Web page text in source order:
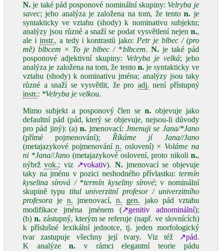
N. je také pád posponové nominální skupiny: Velryba je
savec; jeho analýza je založena na tom, že tenton. je
syntakticky ve vztahu (shody) k nominativu subjektu;
analýzy jsou různé a snaží se podat vysvětlení nejen n.,
ale i instr., a tedy i kontrastů jako: Petr je blbec / (pro
mě) blbcem × To je blbec /*blbcem. N.je také pád
posponové adjektivní skupiny: Velryba je velká; jeho
analýza je založena na tom, že tento n.je syntakticky ve
vztahu (shody) k nominativu jména; analýzy jsou taky
různé a snaží se vysvětlit, že pro adj. není přístupný
instr.: *Velryba je velkou.
Mimo subjekt a posponový člen sen. objevuje jako
defaultní pád (pád, který se objevuje, nejsou‑li důvody
pro pád jiný): (a)n. jmenovací:Jmenuji se Jana/*Jano
(přímé pojmenování); Říkáme jí Jana//Jano
(metajazykové pojmenovánín. oslovení) × Voláme na
ni *Jana//Jano (metajazykové oslovení, proto nikoli n.,
nýbržvok.; viz ↗vokativ). N.jmenovací se objevuje
taky na jménu v pozici neshodného přívlastku: termín
kyselina sírová /*termín kyseliny sírové; v nominální
skupině typu titul univerzitní profesor / univerzitního
profesora jen. jmenovací,n. gen. jako pád vztahu
modifikace jména jménem (↗genitiv adnominální);
(b) n.zástupný, kterým se referuje (např. ve slovnících)
k příslušné lexikální jednotce, tj. jeden morfologický
tvar zastupuje všechny její tvary. Viz též
↗pád.
K analýzen. v rámci elegantní teorie pádu